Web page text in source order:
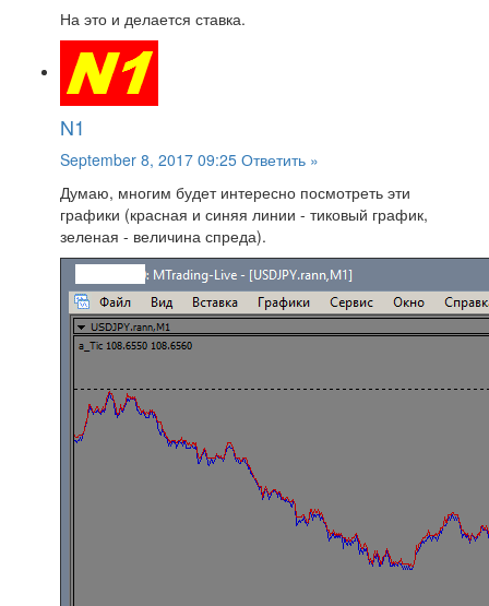
На это и делается ставка.
N1
September 8, 2017 09:25 Ответить »
Думаю, многим будет интересно посмотреть эти
графики (красная и синяя линии - тиковый график,
зеленая - величина спреда).